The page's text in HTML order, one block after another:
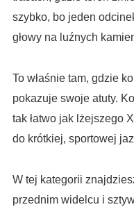
szybko, bo jeden
głowy na luźnych
To właśnie tam, gdzie
pokazuje swoje atuty.
tak łatwo jak lżejszego
do krótkiej, sportowej
W tej kategorii
przednim widelcu i